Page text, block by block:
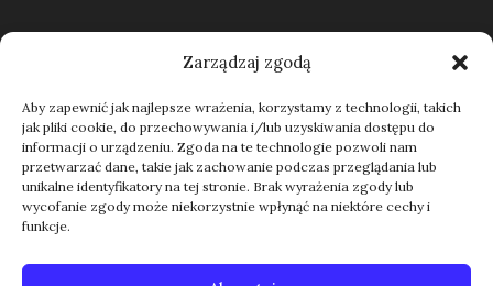
Zarządzaj zgodą
Aby zapewnić jak najlepsze wrażenia, korzystamy z technologii, takich
jak pliki cookie, do przechowywania i/lub uzyskiwania dostępu do
informacji o urządzeniu. Zgoda na te technologie pozwoli nam
przetwarzać dane, takie jak zachowanie podczas przeglądania lub
unikalne identyfikatory na tej stronie. Brak wyrażenia zgody lub
wycofanie zgody może niekorzystnie wpłynąć na niektóre cechy i
funkcje.
Kontakt